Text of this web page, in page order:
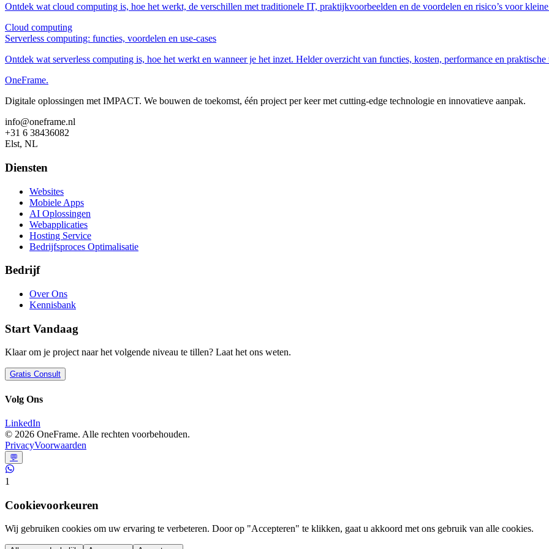
Ontdek wat cloud computing is, hoe het werkt, de verschillen met traditionele IT, praktijkvoorbeelden en de voordelen en risico’s voor
Cloud computing
Serverless computing: functies, voordelen en use‑cases
Ontdek wat serverless computing is, hoe het werkt en wanneer je het inzet. Helder overzicht van functies, kosten, performance en praktische
OneFrame.
Digitale oplossingen met IMPACT. We bouwen de toekomst, één project per keer met cutting-edge technologie en innovatieve aanpak.
info@oneframe.nl
+31 6 38436082
Elst, NL
Diensten
Websites
Mobiele Apps
AI Oplossingen
Webapplicaties
Hosting Service
Bedrijfsproces Optimalisatie
Bedrijf
Over Ons
Kennisbank
Start Vandaag
Klaar om je project naar het volgende niveau te tillen? Laat het ons weten.
Gratis Consult
Volg Ons
LinkedIn
© 2026 OneFrame. Alle rechten voorbehouden.
PrivacyVoorwaarden
💬
1
Cookievoorkeuren
Wij gebruiken cookies om uw ervaring te verbeteren. Door op "Accepteren" te klikken, gaat u akkoord met ons gebruik van alle cookies.